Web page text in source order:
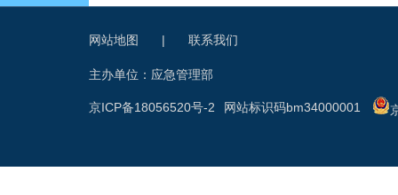
网站地图 | 联系我们
主办单位：应急管理部
网站标识码bm34000001
京ICP备18056520号-2